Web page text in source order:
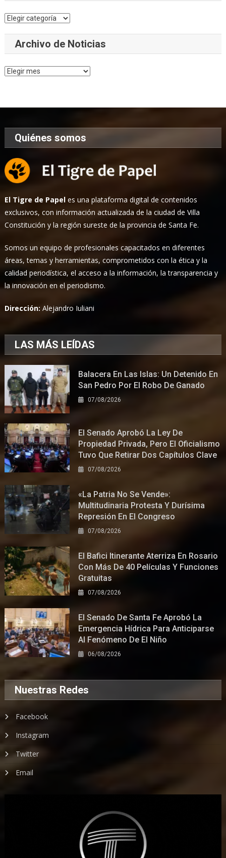
Categorías
Archivo de Noticias
Archivo
Quiénes somos
El Tigre de Papel es una plataforma digital de contenidos
exclusivos, con información actualizada de la ciudad de Villa
Constitución y la región sureste de la provincia de Santa Fe.
Somos un equipo de profesionales capacitados en diferentes
áreas, temas y herramientas, comprometidos con la ética y la
calidad periodística, el acceso a la información, la transparencia y
la innovación en el periodismo.
Dirección:Alejandro Iuliani
LAS MÁS LEÍDAS
Balacera En Las Islas: Un Detenido En
San Pedro Por El Robo De Ganado
07/08/2026
El Senado Aprobó La Ley De
Propiedad Privada, Pero El Oficialismo
Tuvo Que Retirar Dos Capítulos Clave
07/08/2026
«La Patria No Se Vende»:
Multitudinaria Protesta Y Durísima
Represión En El Congreso
07/08/2026
El Bafici Itinerante Aterriza En Rosario
Con Más De 40 Películas Y Funciones
Gratuitas
07/08/2026
El Senado De Santa Fe Aprobó La
Emergencia Hídrica Para Anticiparse
Al Fenómeno De El Niño
06/08/2026
Nuestras Redes
Facebook
Instagram
Twitter
Email